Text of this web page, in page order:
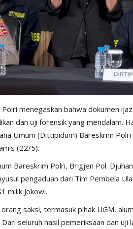
menegaskan bahwa dokumen
dan uji forensik yang mendalam.
Umum (Dittipidum) Bareskrim
(22/5).
Bareskrim Polri, Brigjen Pol.
pengaduan dari Tim Pembela
milik Jokowi.
saksi, termasuk pihak UGM,
seluruh hasil pemeriksaan dan